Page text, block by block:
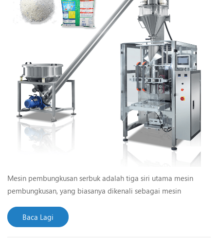
Mesin pembungkusan serbuk adalah tiga siri utama mesin
pembungkusan, yang biasanya dikenali sebagai mesin
pembungkusan cecair Mesin. Secara amnya, mesin
pembungkusan serbuk mempunyai pelbagai aplikasi dan
Baca Lagi